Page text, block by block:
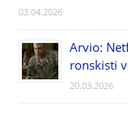
03.04.2026
Arvio:
ronskisti
20.03.2026